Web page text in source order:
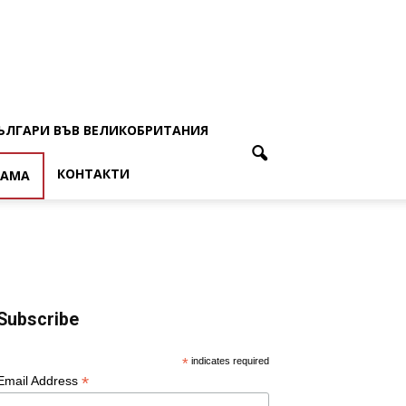
ВЪВ ВЕЛИКОБРИТАНИЯ
КОНТАКТИ
* indicates required
Address *